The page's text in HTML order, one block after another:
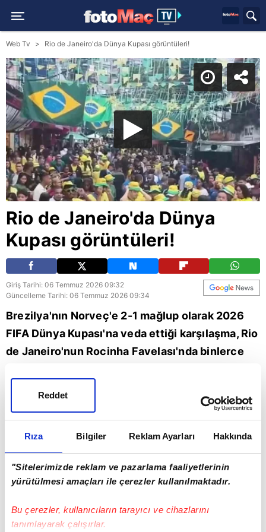
Rıza Bilgiler Reklam Ayarları Hakkında
"Sitelerimizde reklam ve pazarlama faaliyetlerinin
yürütülmesi amaçları ile çerezler kullanılmaktadır.
Bu çerezler, kullanıcıların tarayıcı ve cihazlarını
tanımlayarak çalışırlar.
Reddet
Web Tv Rio de Janeiro'da Dünya Kupası görüntüleri!
Rio de Janeiro'da Dünya
Kupası görüntüleri!
Giriş Tarihi: 06 Temmuz 2026 09:32
Güncelleme Tarihi: 06 Temmuz 2026 09:34
Brezilya'nın Norveç'e 2-1 mağlup olarak 2026
FIFA Dünya Kupası'na veda ettiği karşılaşma, Rio
de Janeiro'nun Rocinha Favelası'nda binlerce
ardından büyük hayal kırıklığı yaşadı. İşte o
anlar...
Brezilya dünya kupası